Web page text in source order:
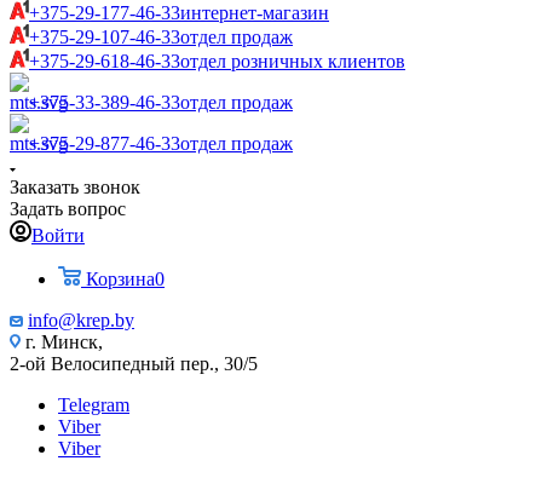
+375-29-177-46-33интернет-магазин
+375-29-107-46-33отдел продаж
+375-29-618-46-33отдел розничных клиентов
+375-33-389-46-33отдел продаж
+375-29-877-46-33отдел продаж
Заказать звонок
Задать вопрос
Войти
Корзина0
info@krep.by
г. Минск,
2-ой Велосипедный пер., 30/5
Telegram
Viber
Viber